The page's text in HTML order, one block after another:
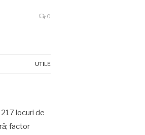
0
UTILE
locuri de
factor